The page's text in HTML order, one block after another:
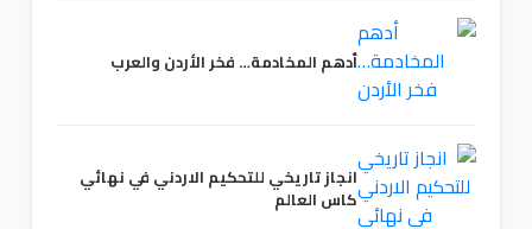
أدهم المخادمة… فخر الأردن والعرب
انجاز تاريخي للتحكيم الاردني في نهائي
كاس العالم